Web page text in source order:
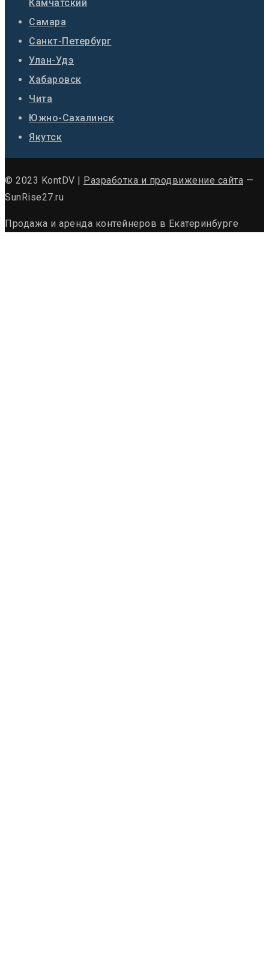
Камчатский
Самара
Санкт-Петербург
Улан-Удэ
Хабаровск
Чита
Южно-Сахалинск
Якутск
© 2023 KontDV | Разработка и продвижение сайта —
SunRise27.ru
Продажа и аренда контейнеров в Екатеринбурге